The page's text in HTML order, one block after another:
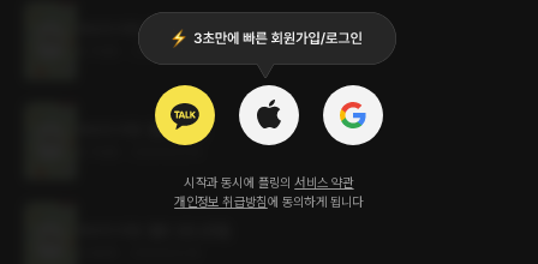
시작과 동시에 플링의 서비스 약관
개인정보 취급방침에 동의하게 됩니다
마녀의 위장 결혼 (외전 2)
2024.02.14
마녀의 위장 결혼 (외전)